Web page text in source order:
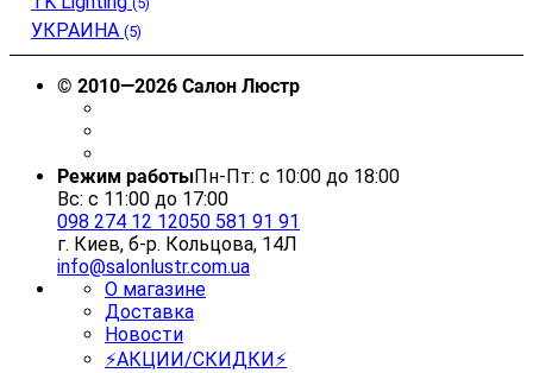
УКРАИНА (5)
© 2010—2026 Салон Люстр
Режим работыПн-Пт: с 10:00 до 18:00
Вс: с 11:00 до 17:00
098 274 12 12050 581 91 91
г. Киев, б-р. Кольцова, 14Л
info@salonlustr.com.ua
О магазине
Доставка
Новости
⚡АКЦИИ/СКИДКИ⚡